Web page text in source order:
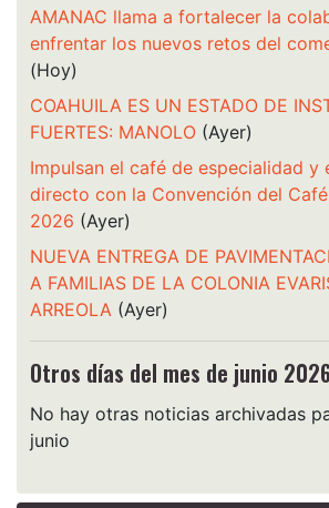
AMANAC llama a fortalecer la
enfrentar los nuevos retos del
(Hoy)
COAHUILA ES UN ESTADO DE
FUERTES: MANOLO (Ayer)
Impulsan el café de especialidad y
directo con la Convención del
2026 (Ayer)
NUEVA ENTREGA DE
A FAMILIAS DE LA COLONIA
ARREOLA (Ayer)
Otros días del mes de junio 2026
No hay otras noticias archivadas
junio